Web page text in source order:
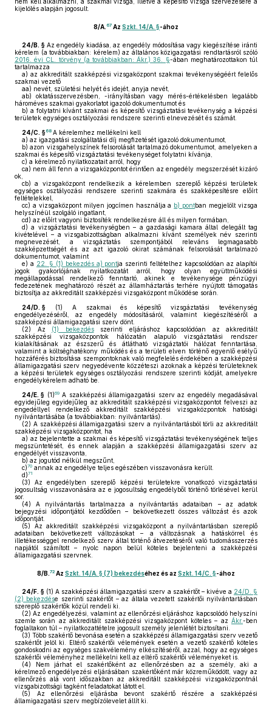
kijelölés alapján jogosult.
8/A.67 Az Szkt. 14/A. §-ához
24/B. § Az engedély kiadása, az engedély módosítása vagy kiegészítése iránti
kérelem (a továbbiakban: kérelem) az általános közigazgatási rendtartásról szóló
2016. évi CL. törvény (a továbbiakban: Ákr.) 36. §-ában meghatározottakon túl
tartalmazza
a) az akkreditált szakképzési vizsgaközpont szakmai tevékenységéért felelős
szakmai vezető
aa) nevét, születési helyét és idejét, anyja nevét,
ab) oktatásszervezésben, -irányításban vagy mérés-értékelésben legalább
hároméves szakmai gyakorlatot igazoló dokumentumot és
b) a folytatni kívánt szakmai és képesítő vizsgáztatási tevékenység a képzési
területek egységes osztályozási rendszere szerinti elnevezését és számát.
24/C. §68 A kérelemhez mellékelni kell
a) az igazgatási szolgáltatási díj megfizetését igazoló dokumentumot,
b) azon vizsgahelyszínek felsorolását tartalmazó dokumentumot, amelyeken a
szakmai és képesítő vizsgáztatási tevékenységet folytatni kívánja,
c) a kérelmező nyilatkozatait arról, hogy
ca) nem áll fenn a vizsgaközpontot érintően az engedély megszerzését kizáró
ok,
cb) a vizsgaközpont rendelkezik a kérelemben szereplő képzési területek
egységes osztályozási rendszere szerinti szakmára és szakképesítésre előírt
feltételekkel,
cc) a vizsgaközpont milyen jogcímen használja a b) pontban megjelölt vizsga
helyszínéül szolgáló ingatlant,
cd) az előírt vagyoni biztosíték rendelkezésre áll és milyen formában,
d) a vizsgáztatási tevékenységben – a gazdasági kamara által delegált tag
kivételével – a vizsgabizottságban alkalmazni kívánt személyek név szerinti
megnevezését, a vizsgáztatás szempontjából releváns legmagasabb
szakképzettségét és az azt igazoló okirat számának felsorolását tartalmazó
dokumentumot, valamint
e) a 22. § (1) bekezdés a) pontja szerinti feltételhez kapcsolódóan az alapítói
jogok gyakorlójának nyilatkozatát arról, hogy olyan együttműködési
megállapodással rendelkező fenntartó, akinek e tevékenysége pénzügyi
fedezetének meghatározó részét az államháztartás terhére nyújtott támogatás
biztosítja az akkreditált szakképzési vizsgaközpont működése során.
24/D. § (1) A szakmai és képesítő vizsgáztatási tevékenység
engedélyezéséről, az engedély módosításáról, valamint kiegészítéséről a
szakképzési államigazgatási szerv dönt.
(2) Az (1) bekezdésszerinti eljáráshoz kapcsolódóan az akkreditált
szakképzési vizsgaközpontok hálózatán alapuló vizsgáztatási rendszer
kialakításának az észszerű és átlátható vizsgáztatói hálózat fenntartása,
valamint a költséghatékony működés és a területi elven történő egyenlő esélyű
hozzáférés biztosítása szempontoknak való megfelelés érdekében a szakképzési
államigazgatási szerv negyedévente közzéteszi azoknak a képzési területeknek
a képzési területek egységes osztályozási rendszere szerinti kódját, amelyekre
engedélykérelem adható be.
24/E. § (1)69A szakképzési államigazgatási szerv az engedély megadásával
egyidejűleg egyidejűleg az akkreditált szakképzési vizsgaközpontot felveszi az
engedéllyel rendelkező akkreditált szakképzési vizsgaközpontok hatósági
nyilvántartásába (a továbbiakban: nyilvántartás).
(2) A szakképzési államigazgatási szerv a nyilvántartásból törli az akkreditált
szakképzési vizsgaközpontot, ha
a) az bejelentette a szakmai és képesítő vizsgáztatási tevékenységének teljes
megszüntetését, és ennek alapján a szakképzési államigazgatási szerv az
engedélyét visszavonta,
b) az jogutód nélkül megszűnt,
c)70 annak az engedélye teljes egészében visszavonásra került.
d)71
(3) Az engedélyben szereplő képzési területekre vonatkozó vizsgáztatási
jogosultság visszavonására az e jogosultság engedélyből történő törlésével kerül
sor.
(4) A nyilvántartás tartalmazza a nyilvántartás adataiban – az adatok
bejegyzési időpontjától kezdődően – bekövetkezett összes változást és azok
időpontját.
(5) Az akkreditált szakképzési vizsgaközpont a nyilvántartásban szereplő
adataiban bekövetkezett változásokat – a változásnak a hatáskörrel és
illetékességgel rendelkező szerv által történő átvezetéséről való tudomásszerzés
napjától számított – nyolc napon belül köteles bejelenteni a szakképzési
államigazgatási szervnek.
8/B.72 Az Szkt. 14/A. § (7) bekezdéséhez és az Szkt. 14/C. §-ához
24/F. § (1) A szakképzési államigazgatási szerv a szakértőt – kivéve a 24/D. §
(2) bekezdése szerinti szakértőt – az általa vezetett szakértői nyilvántartásban
szereplő szakértők közül rendeli ki.
(2) Az engedélyezési, valamint az ellenőrzési eljáráshoz kapcsolódó helyszíni
szemle során az akkreditált szakképzési vizsgaközpont köteles – az Ákr.-ben
foglaltakon túl – nyilatkozattételre jogosult személy jelenlétét biztosítani.
(3) Több szakértő bevonása esetén a szakképzési államigazgatási szerv vezető
szakértőt jelöl ki. Eltérő szakértői vélemények esetén a vezető szakértő köteles
gondoskodni az egységes szakvélemény elkészítéséről, azzal, hogy az egységes
szakértői véleményhez mellékelni kell az eltérő szakértői véleményeket is.
(4) Nem járhat el szakértőként az ellenőrzésben az a személy, aki a
kérelmező engedélyezési eljárásában szakértőként már közreműködött, vagy az
ellenőrzés alá vont időszakban az akkreditált szakképzési vizsgaközpontnál
vizsgabizottsági tagként feladatokat látott el.
(5) Az ellenőrzési eljárásba bevont szakértő részére a szakképzési
államigazgatási szerv megbízólevelet állít ki.